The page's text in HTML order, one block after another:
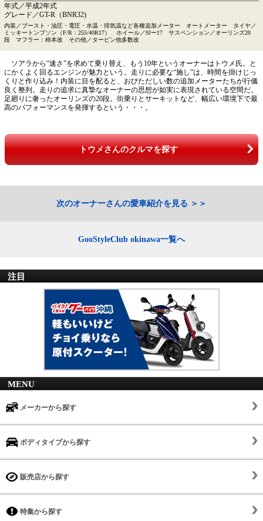
年式／平成2年式
グレード／GT-R（BNR32)
内装／ブースト・油圧・電圧・水温・排気温など各種追加メーター オートメーター タイヤ／
ミッキートンプソン（F/R：255/40R17） ホイール／9Jー17 サスペンション／オーリンズ20
段 マフラー：柿本改 その他／タービン他多数改
ソアラから“速さ”を求めて乗り替え、もう10年というオーナーはトウメ氏。と
にかくよく回るエンジンが魅力という。走りに必要な“施し”は、時間を掛けじっ
くりと作り込み！内装に目を配ると、おびただしい数の追加メーターたちが行儀
良く整列。走りの追求に真摯なオーナーの思想が如実に表現されている空間だ。
足廻りに奢ったオーリンズの20段。街乗りとサーキットなど、幅広い環境下で最
高のパフォーマンスを発揮するという・・・。
トウメさんのクルマを探す
次のオーナーさんの愛車紹介を見る
GooStyleClub okinawa一覧へ
注目
MENU
メーカーから探す
ボディタイプから探す
販売店から探す
特集から探す